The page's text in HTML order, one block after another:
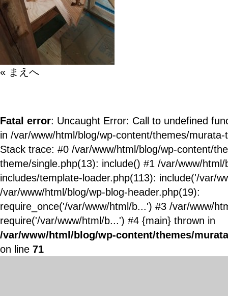
« まえへ
Fatal error: Uncaught Error: Call to undefined
in /var/www/html/blog/wp-content/themes/
Stack trace: #0 /var/www/html/blog/wp-content/
theme/single.php(13): include() #1 /var/www/html/
includes/template-loader.php(113): include('/var/
/var/www/html/blog/wp-blog-header.php(19):
require_once('/var/www/html/b...') #3 /var/www/
require('/var/www/html/b...') #4 {main} thrown in
/var/www/html/blog/wp-content/themes/
on line 71